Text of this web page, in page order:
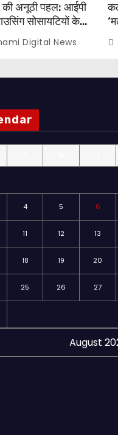
की अनूठी पहल: आईपी
सोसायटियों के
प्रतियोगिता,
की अहम भूमिका
Digital News
August
4 5 6
11 12 13
18 19 20
25 26 27